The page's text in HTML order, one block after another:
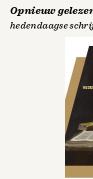
Opnieuw
hedendaagse